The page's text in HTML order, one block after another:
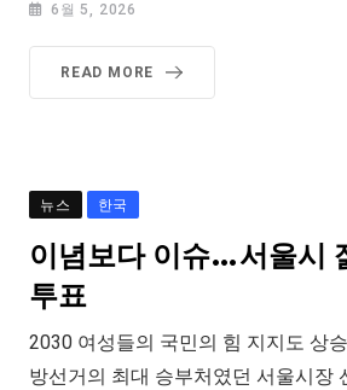
6월 5, 2026
READ MORE
뉴스 한국
이념보다 이슈…서울시
투표
2030 여성들의 국민의 힘 지지도 상
방선거의 최대 승부처였던 서울시장